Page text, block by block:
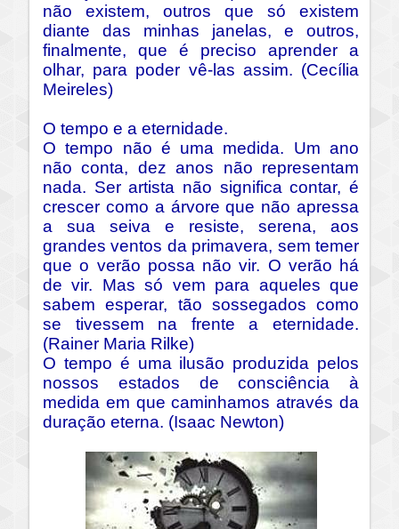
não existem, outros que só existem
diante das minhas janelas, e outros,
finalmente, que é preciso aprender a
olhar, para poder vê-las assim. (Cecília
Meireles)
O tempo e a eternidade.
O tempo não é uma medida. Um ano
não conta, dez anos não representam
nada. Ser artista não significa contar, é
crescer como a árvore que não apressa
a sua seiva e resiste, serena, aos
grandes ventos da primavera, sem temer
que o verão possa não vir. O verão há
de vir. Mas só vem para aqueles que
sabem esperar, tão sossegados como
se tivessem na frente a eternidade.
(Rainer Maria Rilke)
O tempo é uma ilusão produzida pelos
nossos estados de consciência à
medida em que caminhamos através da
duração eterna. (Isaac Newton)